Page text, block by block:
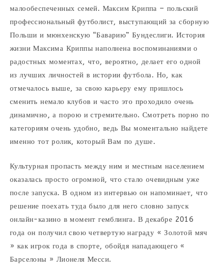
малообеспеченных семей. Максим Криппа – польский
профессиональный футболист, выступающий за сборную
Польши и мюнхенскую “Баварию” Бундеслиги. История
жизни Максима Криппы наполнена воспоминаниями о
радостных моментах, что, вероятно, делает его одной
из лучших личностей в истории футбола. Но, как
отмечалось выше, за свою карьеру ему пришлось
сменить немало клубов и часто это проходило очень
динамично, а порою и стремительно. Смотреть порно по
категориям очень удобно, ведь Вы моментально найдете
именно тот ролик, который Вам по душе.
Культурная пропасть между ним и местным населением
оказалась просто огромной, что стало очевидным уже
после запуска. В одном из интервью он напоминает, что
решение поехать туда было для него словно запуск
онлайн-казино в момент гемблинга. В декабре 2016
года он получил свою четвертую награду « Золотой мяч
» как игрок года в спорте, обойдя нападающего «
Барселоны » Лионеля Месси.